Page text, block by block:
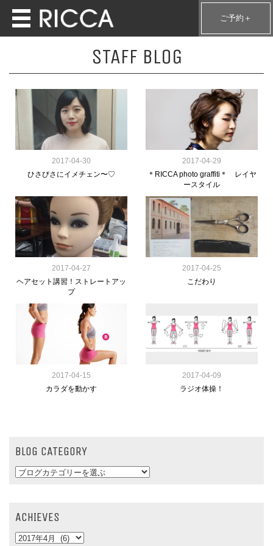
ご予約＋
STAFF BLOG
2017-04-30
ひさびさにイメチェン〜♡
2017-04-29
＊RICCA photo graffiti＊ レイヤ
ースタイル
2017-04-27
ヘアセット講習！ストレートアッ
プ
2017-04-25
こだわり
2017-04-15
カラダを動かす
2017-04-09
ラジオ体操！
BLOG CATEGORY
ACHIEVES